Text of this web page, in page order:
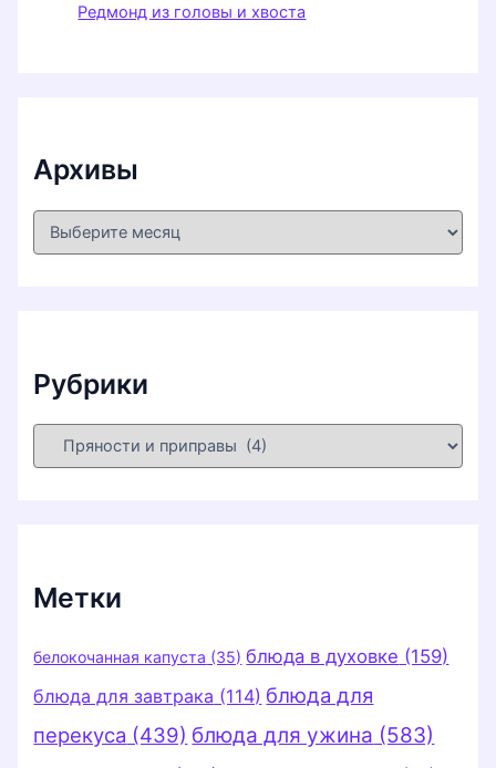
Редмонд из головы и хвоста
Архивы
А
Рубрики
Р
Метки
белокочанная капуста (35) блюда в духовке (159)
блюда для завтрака (114) блюда для
перекуса (439) блюда для ужина (583)